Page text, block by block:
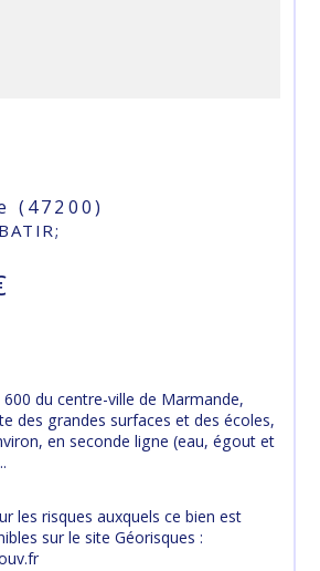
(47200)
600 du centre-ville de Marmande,
des grandes surfaces et des écoles,
en seconde ligne (eau, égout et
les risques auxquels ce bien est
sur le site Géorisques :